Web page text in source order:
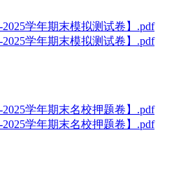
学年期末模拟测试卷】.pdf
学年期末模拟测试卷】.pdf
学年期末名校押题卷】.pdf
学年期末名校押题卷】.pdf